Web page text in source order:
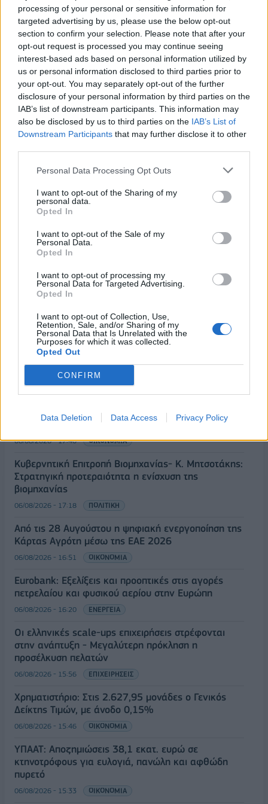
processing of your personal or sensitive information for
targeted advertising by us, please use the below opt-out
section to confirm your selection. Please note that after your
opt-out request is processed you may continue seeing
interest-based ads based on personal information utilized by
us or personal information disclosed to third parties prior to
your opt-out. You may separately opt-out of the further
disclosure of your personal information by third parties on the
IAB’s list of downstream participants. This information may
also be disclosed by us to third parties on the IAB’s List of
Downstream Participants that may further disclose it to other
Personal Data Processing Opt Outs
I want to opt-out of the Sharing of my
personal data.
Opted In
I want to opt-out of the Sale of my
Personal Data.
Opted In
I want to opt-out of processing my
Personal Data for Targeted Advertising.
Opted In
I want to opt-out of Collection, Use,
Retention, Sale, and/or Sharing of my
Personal Data that Is Unrelated with the
Purposes for which it was collected.
Opted Out
CONFIRM
Data Deletion Data Access Privacy Policy
Τραμπ: Τα εμβόλια για τον
κορονοϊό ανακαλύφθηκαν
επί των ημερών μου
Τουρκία: Συνάντηση
Πομπέο - Οικουμενικού
Πατριάρχη Βαρθολομαίου
17/11/2020 - 11:20
ΡΟΗ ΕΙΔΗΣΕΩΝ
Χρηματιστήριο: Πτώση κατά 0,59%, στα 320,42
εκατ. ευρώ ο τζίρος
06/08/2026 - 18:10 ΟΙΚΟΝΟΜΙΑ
ΟΠΕΚΑ: Αύριο η δεύτερη πληρωμή των δικαιούχων
του Λογαριασμού Αγροτικής Εστίας
06/08/2026 - 17:40 ΟΙΚΟΝΟΜΙΑ
Κυβερνητική Επιτροπή Βιομηχανίας- Κ. Μητσοτάκης:
Στρατηγική προτεραιότητα η ενίσχυση της
βιομηχανίας
06/08/2026 - 17:18 ΠΟΛΙΤΙΚΗ
Από τις 28 Αυγούστου η ψηφιακή ενεργοποίηση της
Κάρτας Αγρότη μέσω της ΕΑΕ 2026
06/08/2026 - 16:51 ΟΙΚΟΝΟΜΙΑ
Eurobank: Εξελίξεις και προοπτικές στις αγορές
πετρελαίου και φυσικού αερίου στην Ευρώπη
06/08/2026 - 16:20 ΕΝΕΡΓΕΙΑ
Οι ελληνικές scale-ups επιχειρήσεις στρέφονται
στην ανάπτυξη - Μεγαλύτερη πρόκληση η
προσέλκυση πελατών
06/08/2026 - 15:56 ΕΠΙΧΕΙΡΗΣΕΙΣ
Χρηματιστήριο: Στις 2.627,95 μονάδες ο Γενικός
Δείκτης Τιμών, με άνοδο 0,15%
06/08/2026 - 15:46 ΟΙΚΟΝΟΜΙΑ
ΥΠΑΑΤ: Αποζημιώσεις 38,1 εκατ. ευρώ σε
κτηνοτρόφους για ευλογιά, πανώλη και αφθώδη
πυρετό
06/08/2026 - 15:33 ΟΙΚΟΝΟΜΙΑ